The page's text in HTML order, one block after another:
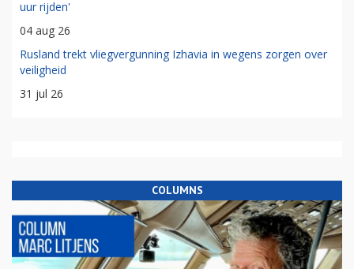
uur rijden'
04 aug 26
Rusland trekt vliegvergunning Izhavia in wegens zorgen over
veiligheid
31 jul 26
COLUMNS